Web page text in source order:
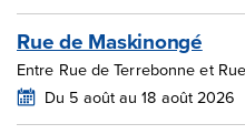
Rue de Maskinongé
Entre Rue de Terrebonne et
Du 5 août au 18 août 2026